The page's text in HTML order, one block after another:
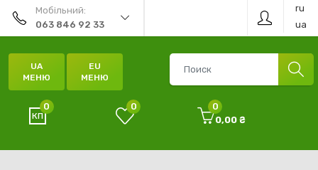
Мобільний:
063 846 92 33
ru
ua
UA
МЕНЮ
EU
МЕНЮ
0 0
0
0,00 ₴